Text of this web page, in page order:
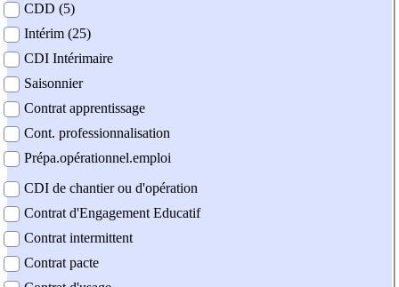
CDD (5)
Intérim (25)
CDI Intérimaire
Saisonnier
Contrat apprentissage
Cont. professionnalisation
Prépa.opérationnel.emploi
CDI de chantier ou d'opération
Contrat d'Engagement Educatif
Contrat intermittent
Contrat pacte